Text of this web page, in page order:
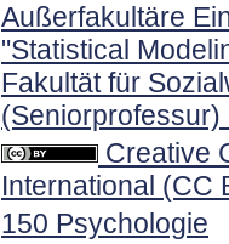
Außerfakultäre
"Statistical
Fakultät für
Creative
International (CC
150 Psychologie